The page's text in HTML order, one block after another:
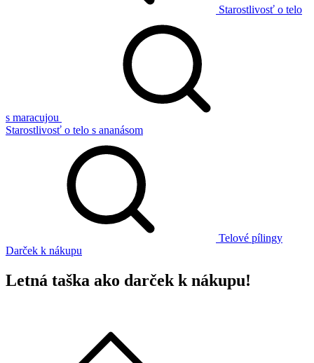
Starostlivosť o telo
s maracujou
Starostlivosť o telo s ananásom
Telové pílingy
Darček k nákupu
Letná taška ako darček k nákupu!